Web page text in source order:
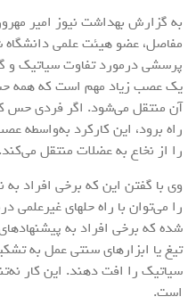
به گزارش بهداشت نیوز امیر
مفاصل، عضو هیئت علمی
پرسشی درمورد تفاوت سیاتیک و
یک عصب زیاد مهم است که همه
آن منتقل می‌شود. اگر فردی حس
راه برود، این کارکرد به‌واسطه
را از نخاع به عضلات منتقل می‌کند.
وی با گفتن این که برخی افراد
را می‌توان با راه حلهای غیرعلمی
شده که برخی افراد به
تیغ یا ابزارهای سنتی عمل به
سیاتیک را افت دهند. این کار
است.